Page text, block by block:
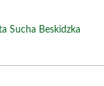
Sucha Beskidzka